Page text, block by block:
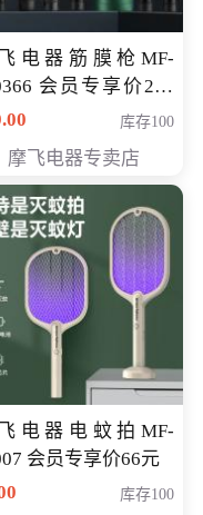
电器筋膜枪MF-
会员专享价299
库存100
摩飞电器专卖店
电器电蚊拍MF-
会员专享价66元
库存100